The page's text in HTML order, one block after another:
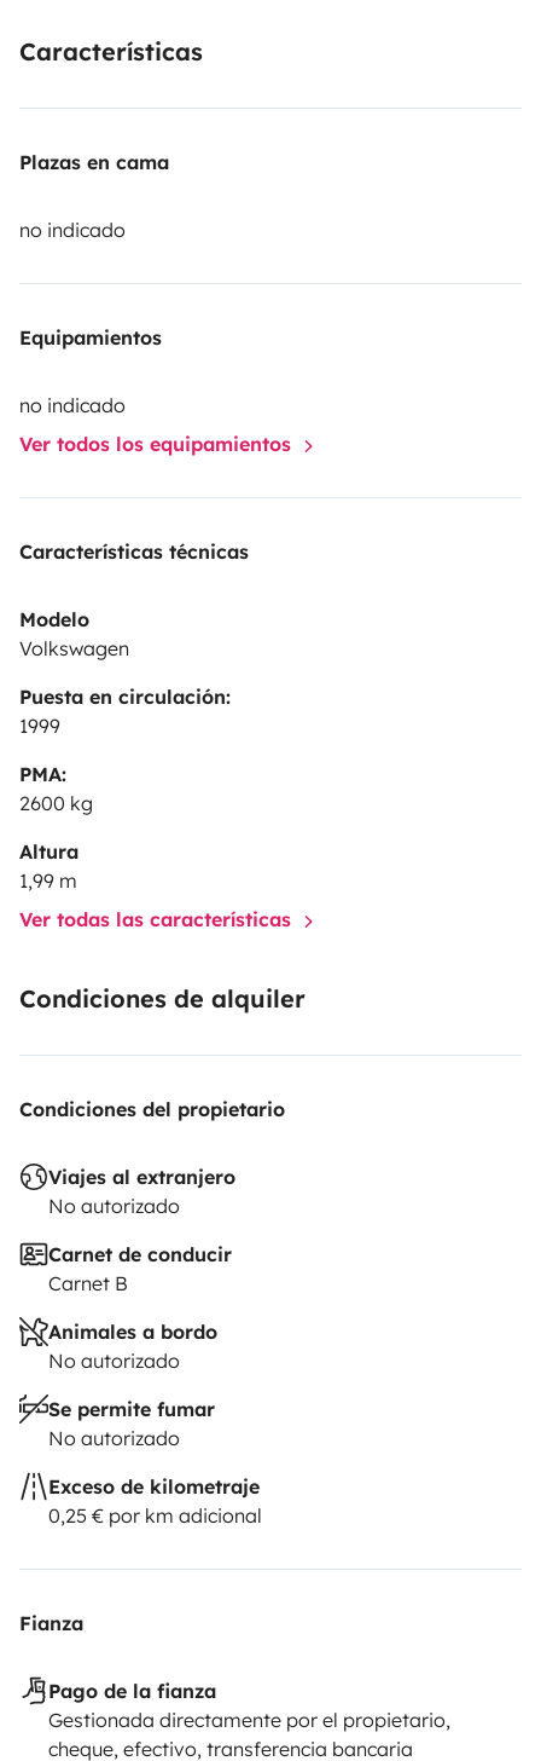
Características
Plazas en cama
no indicado
Equipamientos
no indicado
Ver todos los equipamientos
Características técnicas
Modelo
Volkswagen
Puesta en circulación:
1999
PMA:
2600 kg
Altura
1,99 m
Ver todas las características
Condiciones de alquiler
Condiciones del propietario
Viajes al extranjero
No autorizado
Carnet de conducir
Carnet B
Animales a bordo
No autorizado
Se permite fumar
No autorizado
Exceso de kilometraje
0,25 € por km adicional
Fianza
Pago de la fianza
Gestionada directamente por el propietario,
cheque, efectivo, transferencia bancaria